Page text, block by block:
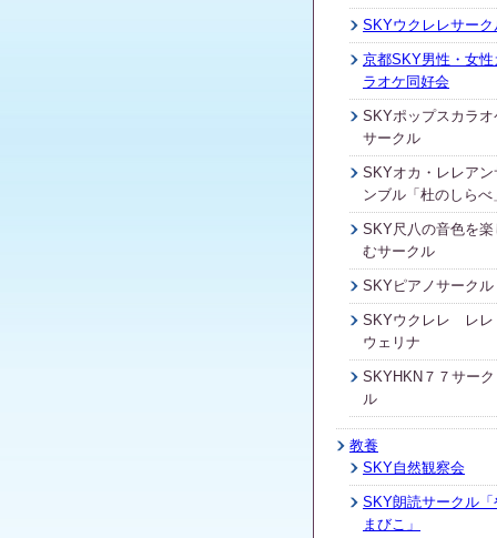
SKYウクレレサーク
京都SKY男性・女性
ラオケ同好会
SKYポップスカラオ
サークル
SKYオカ・レレアン
ンブル「杜のしらべ
SKY尺八の音色を楽
むサークル
SKYピアノサークル
SKYウクレレ レレ
ウェリナ
SKYHKN７７サーク
ル
教養
SKY自然観察会
SKY朗読サークル「
まびこ」